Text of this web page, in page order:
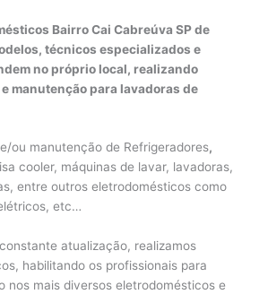
Bairro Cai Cabreúva SP de
técnicos especializados e
no próprio local, realizando
manutenção para lavadoras de
ou manutenção de Refrigeradores,
cooler, máquinas de lavar, lavadoras,
entre outros eletrodomésticos como
etc…
atualização, realizamos
habilitando os profissionais para
nos mais diversos eletrodomésticos e